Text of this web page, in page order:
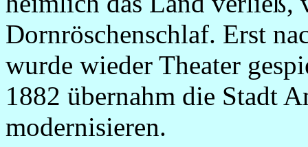
Dornröschenschlaf. Erst
wurde wieder Theater
1882 übernahm die Stadt
modernisieren.